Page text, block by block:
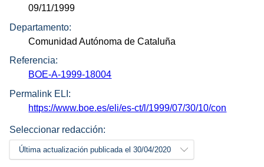
09/11/1999
Departamento:
Comunidad Autónoma de Cataluña
Referencia:
BOE-A-1999-18004
Permalink ELI:
https://www.boe.es/eli/es-ct/l/1999/07/30/10/con
Seleccionar redacción:
Última actualización publicada el 30/04/2020